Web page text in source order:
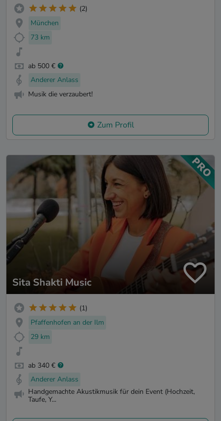
(2)
München
73 km
ab 500 €
Anderer Anlass
Musik die verzaubert!
Zum Profil
Sita Shakti Music
(1)
Pfaffenhofen an der Ilm
29 km
ab 340 €
Anderer Anlass
Handgemachte Akustikmusik für dein Event (Hochzeit,
Taufe, Y...